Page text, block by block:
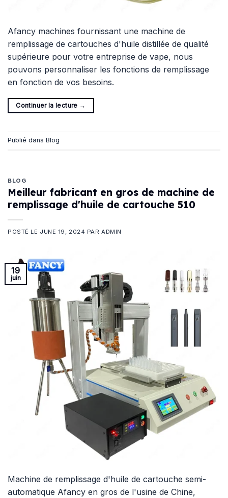
Afancy machines fournissant une machine de
remplissage de cartouches d'huile distillée de qualité
supérieure pour votre entreprise de vape, nous
pouvons personnaliser les fonctions de remplissage
en fonction de vos besoins.
Continuer la lecture →
Publié dans Blog
BLOG
Meilleur fabricant en gros de machine de
remplissage d'huile de cartouche 510
POSTÉ LE JUNE 19, 2024 PARADMIN
19
juin
Machine de remplissage d'huile de cartouche semi-
automatique Afancy en gros de l'usine de Chine,